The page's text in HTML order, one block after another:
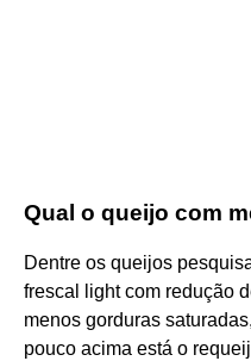
Qual o queijo com
Dentre os queijos
frescal light com redução
menos gorduras
pouco acima está o